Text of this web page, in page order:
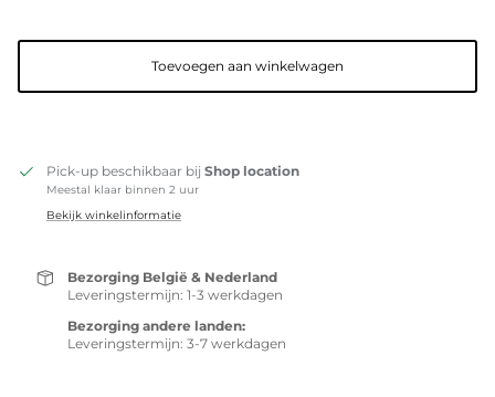
Toevoegen aan winkelwagen
Pick-up beschikbaar bij Shop location
Meestal klaar binnen 2 uur
Bekijk winkelinformatie
Bezorging België & Nederland
Leveringstermijn: 1-3 werkdagen
Bezorging andere landen:
Leveringstermijn: 3-7 werkdagen